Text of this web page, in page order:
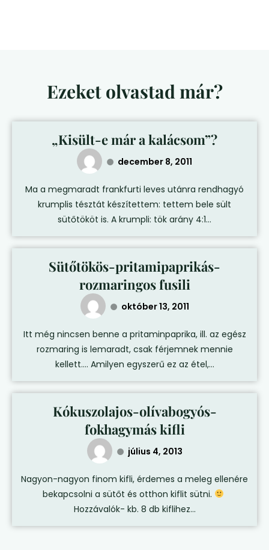
Ezeket olvastad már?
„Kisült-e már a kalácsom”?
december 8, 2011
Ma a megmaradt frankfurti leves utánra rendhagyó
krumplis tésztát készítettem: tettem bele sült
sütőtököt is. A krumpli: tök arány 4:1...
Sütőtökös-pritamipaprikás-
rozmaringos fusili
október 13, 2011
Itt még nincsen benne a pritaminpaprika, ill. az egész
rozmaring is lemaradt, csak férjemnek mennie
kellett…. Amilyen egyszerű ez az étel,...
Kókuszolajos-olívabogyós-
fokhagymás kifli
július 4, 2013
Nagyon-nagyon finom kifli, érdemes a meleg ellenére
bekapcsolni a sütőt és otthon kiflit sütni.
Hozzávalók- kb. 8 db kiflihez...